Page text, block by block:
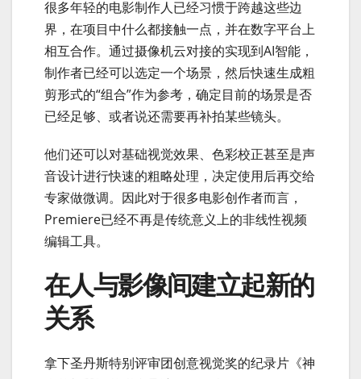
很多年轻的电影制作人已经习惯于跨越这些边
界，在项目中什么都接触一点，并在数字平台上
相互合作。通过摄像机云对接的实现到AI智能，
制作者已经可以选定一个场景，然后快速生成粗
剪形式的“组合”作为参考，确定目前的场景是否
已经足够、或者说还需要再补拍某些镜头。
他们还可以对基础视觉效果、色彩校正甚至是声
音设计进行快速的粗略处理，决定使用后再交给
专家做微调。因此对于很多电影创作者而言，
Premiere已经不再是传统意义上的非线性视频
编辑工具。
在人与影像间建立起新的
关系
拿下圣丹斯特别评审团创意视觉奖的纪录片《神